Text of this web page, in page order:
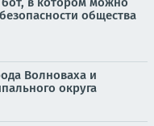
общества
Волноваха и
округа